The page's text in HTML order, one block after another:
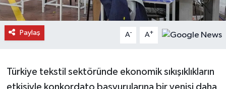
Paylaş A- A+
Türkiye tekstil sektöründe ekonomik sıkışıklıkların
İnebolu Haberleri
Merkez Haberleri